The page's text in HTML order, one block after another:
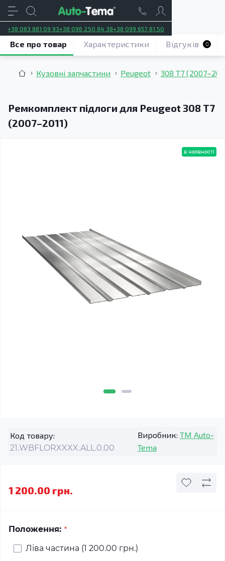
+38 063 881 09 93+38 096 250 84 38+38 099 657 61 50
Кузовні запчастини Peugeot 308 T7
Ремкомплект підлоги для Peugeot 308 T7
(2007–2011)
Все про товар Характеристики Відгуків 0
в наявності
Код товару:
21.WBFLORXXXX.ALL.0.00
Виробник: TM Auto-
Tema
1 200.00 грн.
Положення: *
Ліва частина (1 200.00 грн.)